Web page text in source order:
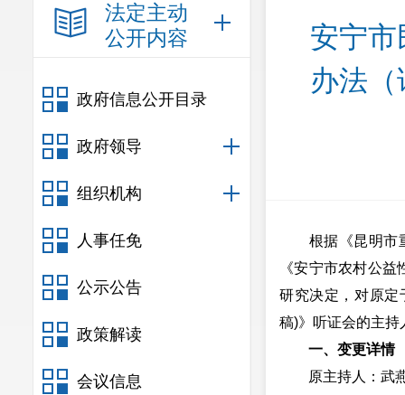
法定主动
公开内容
政府信息公开目录
政府领导
组织机构
人事任免
公示公告
政策解读
会议信息
安宁
办法
根据《昆明市重
《安宁市农村公
研究决定，对原定
稿)》听证会的主持
一、变更详情
原主持人：武燕